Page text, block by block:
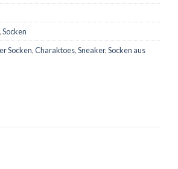
Socken
Socken,Charaktoes,Sneaker,Socken aus